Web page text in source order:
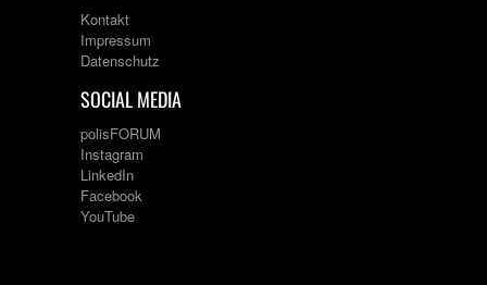
Kontakt
Impressum
Datenschutz
SOCIAL MEDIA
polisFORUM
Instagram
LinkedIn
Facebook
YouTube